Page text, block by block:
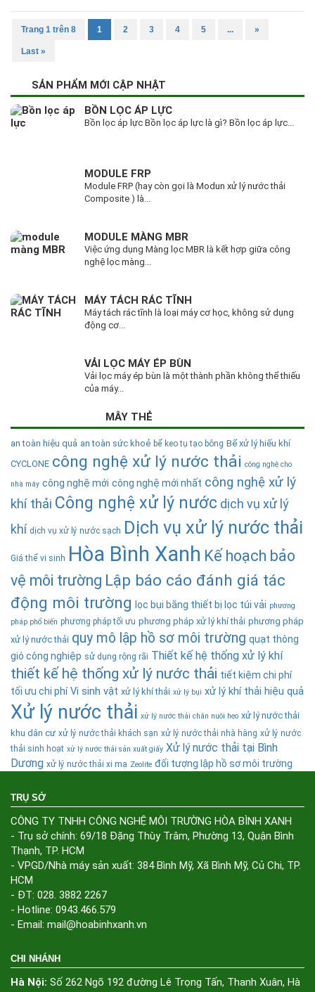
Trang 1 trên 8 1 2 3 4 5 ... »
Last »
SẢN PHẨM MỚI CẬP NHẬT
BỒN LỌC ÁP LỰC
Bồn lọc áp lực Bồn lọc áp lực là gì? Bồn lọc áp lực...
MODULE FRP
Module FRP (hay còn gọi là Modun xử lý nước thải
Composite ) là...
MODULE MÀNG MBR
Việc ứng dụng Màng lọc MBR là kết hợp giữa công
nghệ lọc màng...
MÁY TÁCH RÁC TĨNH
Máy tách rác tĩnh là loại máy cơ học, không sử dụng
động cơ...
VẢI LỌC MÁY ÉP BÙN
Vải lọc máy ép bùn là một thành phần không thể thiếu
của máy...
MÂY THẺ
an toàn hiệu quả an toàn sức khoẻ bể keo tụ tạo bông Bể xử lý hiếu khí
CYCLONE công nghệ xử lý nước thải công nghệ cho
nhà máy công nghệ mới công nghệ mới nhất công nghệ xử lý
khí thải Công nghệ xử lý nước dịch vụ xử lý
khí dịch vụ xử lý nước sạch Dịch vụ xử lý nước thải
Giá thể vi sinh Hòa Bình Xanh Kế hoạch bảo
vệ môi trường Lập báo cáo đánh giá tác
động môi trường lọc bụi bằng thiết bị lọc túi vải phương
pháp phổ biến phương pháp tối ưu phương pháp xử lý khí thải phương pháp
xử lý nước thải quy mô lập hồ sơ môi trường quạt thông
gió công nghiệp sử dụng rộng rãi Thiết kế hệ thống xử lý khí
thiết kế hệ thống xử lý nước thải tiết kiệm chi phí
tối ưu chi phí Vi sinh vật xử lý khí thải xử lý bụi xử lý khí thải hiệu quả
Xử lý nước thải xử lý nước thải chăn nuôi heo xử lý nước thải
khu dân cư xử lý nước thải khách sạn xử lý nước thải nhà hàng xử lý nước
thải sinh hoạt xử lý nước thải sản xuất giấy Xử lý nước thải tại Bình
Dương xử lý nước thải xi mạ Zeolite đối tượng lập hồ sơ môi trường
TRỤ SỞ
CÔNG TY TNHH CÔNG NGHỆ MÔI TRƯỜNG HÒA BÌNH XANH
- Trụ sở chính: 69/18 Đặng Thùy Trâm, Phường 13, Quận Bình
Thạnh, TP. HCM
- VPGD/Nhà máy sản xuất: 384 Bình Mỹ, Xã Bình Mỹ, Củ Chi, TP.
HCM
- ĐT: 028. 3882 2267
- Hotline: 0943.466.579
- Email: mail@hoabinhxanh.vn
CHI NHÁNH
Hà Nội: Số 262 Ngõ 192 đường Lê Trọng Tấn, Thanh Xuân, Hà